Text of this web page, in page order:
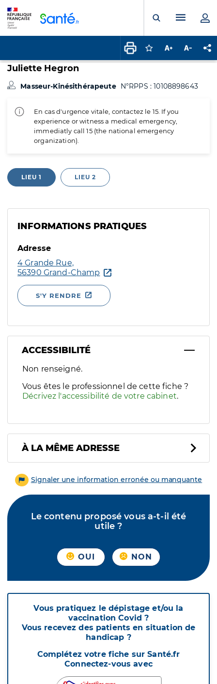
Ouvrir laMenu
Connectez-vous
Augmenter la
Juliette Hegron
Masseur-Kinésithérapeute N°RPPS : 10108898643
En cas d'urgence vitale, contactez le 15. If you
experience or witness a medical emergency,
immediatly call 15 (the national emergency
organization).
LIEU 1 LIEU 2
INFORMATIONS PRATIQUES
Adresse
4 Grande Rue,
56390 Grand-Champ
S'Y RENDRE
ACCESSIBILITÉ
Filtres
Sélectionnez un ou plusieurs handicaps/besoins
Non renseigné.
Vous êtes le professionnel de cette fiche ?
Décrivez l'accessibilité de votre cabinet.
À LA MÊME ADRESSE
Signaler une information erronée ou manquante
Le contenu proposé vous a-t-il été
utile ?
OUI NON
Vous pratiquez le dépistage et/ou la
vaccination Covid ?
Vous recevez des patients en situation de
handicap ?
Complétez votre fiche sur Santé.fr
Connectez-vous avec